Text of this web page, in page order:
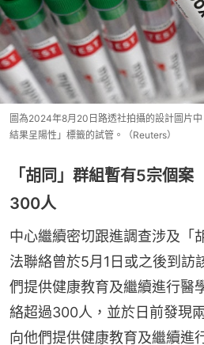
圖為2024年8月20日路透社拍攝的設計圖片
結果呈陽性」標籤的試管。（Reuters）
「胡同」群組暫有5宗個
300人
中心繼續密切跟進調查涉及「
法聯絡曾於5月1日或之後到訪
們提供健康教育及繼續進行醫
絡超過300人，並於日前發現
向他們提供健康教育及繼續進